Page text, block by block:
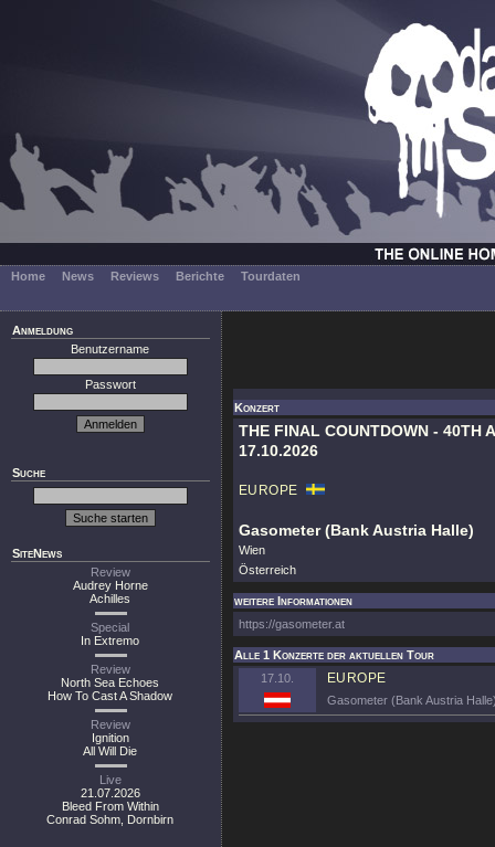
Home News Reviews Berichte Tourdaten
Anmeldung
Benutzername
Passwort
Suche
SiteNews
Review
Audrey Horne
Achilles
Special
In Extremo
Review
North Sea Echoes
How To Cast A Shadow
Review
Ignition
All Will Die
Live
21.07.2026
Bleed From Within
Conrad Sohm, Dornbirn
Konzert
THE FINAL COUNTDOWN - 40TH
17.10.2026
EUROPE
Gasometer (Bank Austria Halle)
Wien
Österreich
weitere Informationen
https://gasometer.at
Alle 1 Konzerte der aktuellen Tour
17.10.
EUROPE
Gasometer (Bank Austria